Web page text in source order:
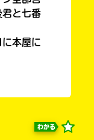
君と七番
本屋に
わかる